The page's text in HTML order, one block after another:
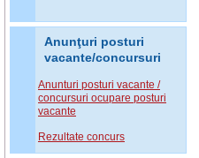
Anunţuri posturi
vacante/concursuri
Anunturi posturi vacante /
concursuri ocupare posturi
vacante
Rezultate concurs